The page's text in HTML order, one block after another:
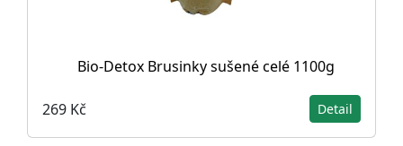
Bio-Detox Brusinky sušené celé 1100g
269 Kč Detail